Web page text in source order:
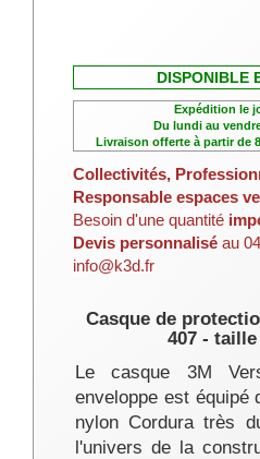
DISPONIBLE
Expédition le
Du lundi au
Livraison offerte à partir de
Collectivités,
Responsable espaces
Besoin d'une quantité
Devis personnalisé au
info@k3d.fr
Casque de
407 -
Le casque 3M
enveloppe est équipé
nylon Cordura très
l'univers de la